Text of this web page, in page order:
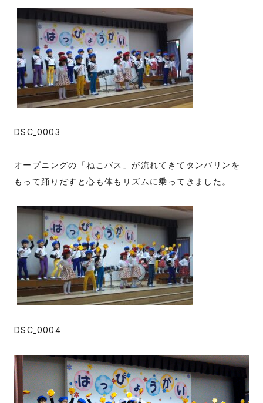
DSC_0003
オープニングの「ねこバス」が流れてきてタンバリンを
もって踊りだすと心も体もリズムに乗ってきました。
DSC_0004
動
画
プ